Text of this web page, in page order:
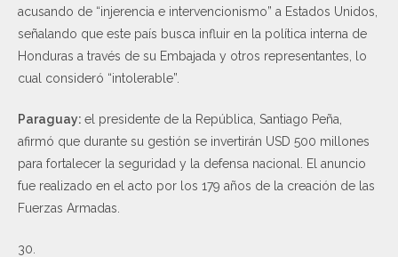
acusando de “injerencia e intervencionismo” a Estados Unidos,
señalando que este país busca influir en la política interna de
Honduras a través de su Embajada y otros representantes, lo
cual consideró “intolerable”.
Paraguay: el presidente de la República, Santiago Peña,
afirmó que durante su gestión se invertirán USD 500 millones
para fortalecer la seguridad y la defensa nacional. El anuncio
fue realizado en el acto por los 179 años de la creación de las
Fuerzas Armadas.
30.